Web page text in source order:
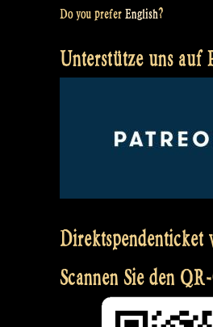
Do you prefer English?
Unterstütze uns auf
Direktspendenticket
Scannen Sie den